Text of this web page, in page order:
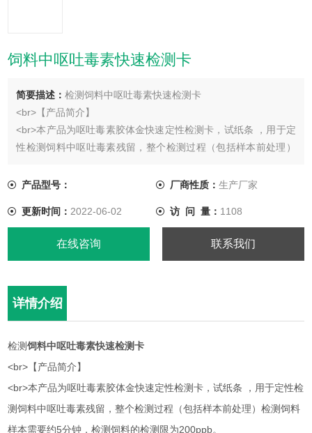
饲料中呕吐毒素快速检测卡
简要描述：检测饲料中呕吐毒素快速检测卡
<br>【产品简介】
<br>本产品为呕吐毒素胶体金快速定性检测卡，试纸条 ，用于定
性检测饲料中呕吐毒素残留，整个检测过程（包括样本前处理）
产品型号：
厂商性质： 生产厂家
更新时间： 2022-06-02 访 问 量： 1108
在线咨询 联系我们
详情介绍
检测饲料中呕吐毒素快速检测卡
<br>【产品简介】
<br>本产品为呕吐毒素胶体金快速定性检测卡，试纸条 ，用于定性检
测饲料中呕吐毒素残留，整个检测过程（包括样本前处理）检测饲料
样本需要约5分钟，检测饲料的检测限为200ppb。